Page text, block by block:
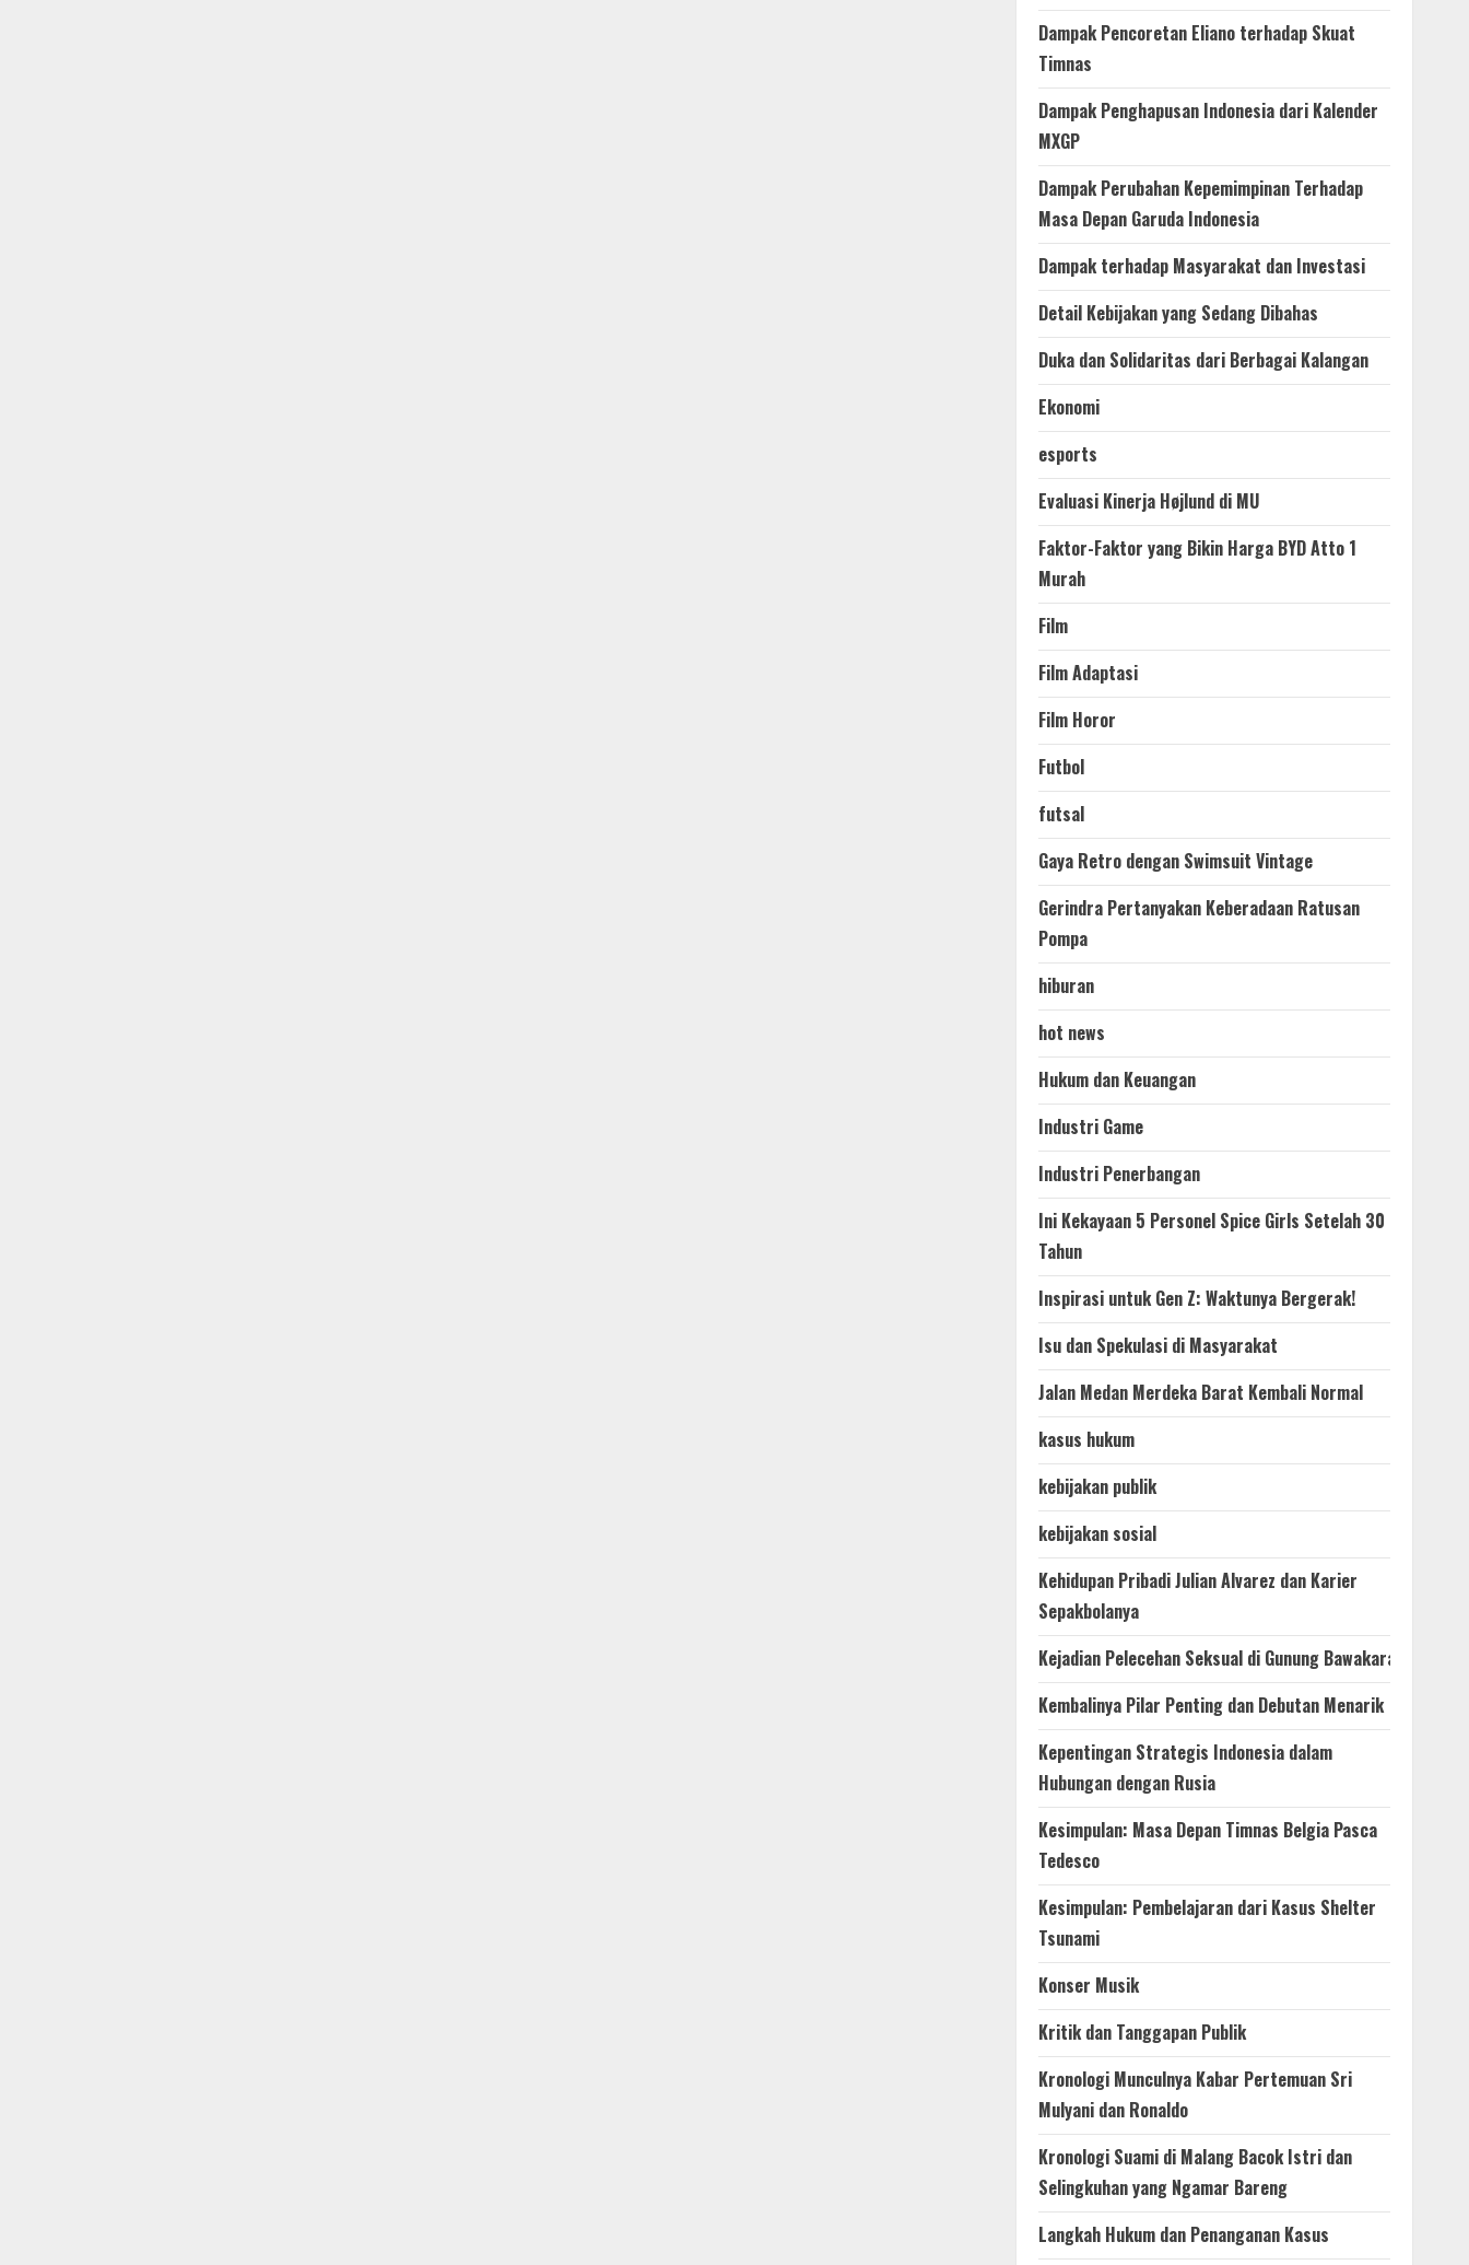
Dampak Pencoretan Eliano terhadap Skuat
Timnas
Dampak Penghapusan Indonesia dari Kalender
MXGP
Dampak Perubahan Kepemimpinan Terhadap
Masa Depan Garuda Indonesia
Dampak terhadap Masyarakat dan Investasi
Detail Kebijakan yang Sedang Dibahas
Duka dan Solidaritas dari Berbagai Kalangan
Ekonomi
esports
Evaluasi Kinerja Højlund di MU
Faktor-Faktor yang Bikin Harga BYD Atto 1
Murah
Film
Film Adaptasi
Film Horor
Futbol
futsal
Gaya Retro dengan Swimsuit Vintage
Gerindra Pertanyakan Keberadaan Ratusan
Pompa
hiburan
hot news
Hukum dan Keuangan
Industri Game
Industri Penerbangan
Ini Kekayaan 5 Personel Spice Girls Setelah 30
Tahun
Inspirasi untuk Gen Z: Waktunya Bergerak!
Isu dan Spekulasi di Masyarakat
Jalan Medan Merdeka Barat Kembali Normal
kasus hukum
kebijakan publik
kebijakan sosial
Kehidupan Pribadi Julian Alvarez dan Karier
Sepakbolanya
Kejadian Pelecehan Seksual di Gunung Bawakaraeng
Kembalinya Pilar Penting dan Debutan Menarik
Kepentingan Strategis Indonesia dalam
Hubungan dengan Rusia
Kesimpulan: Masa Depan Timnas Belgia Pasca
Tedesco
Kesimpulan: Pembelajaran dari Kasus Shelter
Tsunami
Konser Musik
Kritik dan Tanggapan Publik
Kronologi Munculnya Kabar Pertemuan Sri
Mulyani dan Ronaldo
Kronologi Suami di Malang Bacok Istri dan
Selingkuhan yang Ngamar Bareng
Langkah Hukum dan Penanganan Kasus